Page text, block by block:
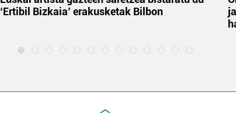
‘Ertibil Bizkaia’ erakusketak Bilbon